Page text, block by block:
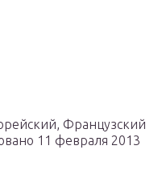
Французский
11 февраля 2013